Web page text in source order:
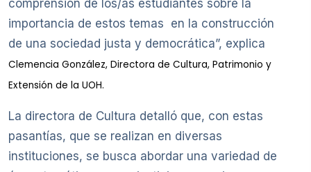
comprensión de los/as estudiantes sobre la
importancia de estos temas en la construcción
de una sociedad justa y democrática”, explica
Clemencia González, Directora de Cultura, Patrimonio y
Extensión de la UOH.
La directora de Cultura detalló que, con estas
pasantías, que se realizan en diversas
instituciones, se busca abordar una variedad de